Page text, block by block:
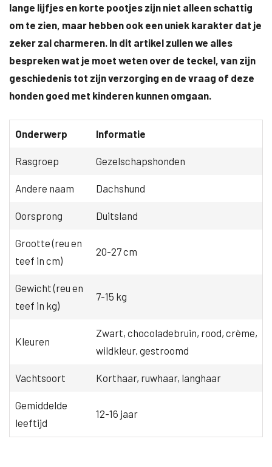
lange lijfjes en korte pootjes zijn niet alleen schattig
om te zien, maar hebben ook een uniek karakter dat je
zeker zal charmeren. In dit artikel zullen we alles
bespreken wat je moet weten over de teckel, van zijn
geschiedenis tot zijn verzorging en de vraag of deze
honden goed met kinderen kunnen omgaan.
Onderwerp Informatie
Rasgroep Gezelschapshonden
Andere naam Dachshund
Oorsprong Duitsland
Grootte (reu en
teef in cm)
20-27 cm
Gewicht (reu en
teef in kg)
7-15 kg
Kleuren
Zwart, chocoladebruin, rood, crème,
wildkleur, gestroomd
Vachtsoort Korthaar, ruwhaar, langhaar
Gemiddelde
leeftijd
12-16 jaar